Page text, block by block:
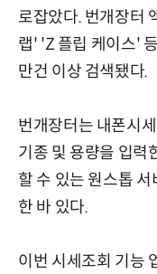
로잡았다. 번개장터
랩' 'Z 플립 케이스'
만건 이상 검색됐다.
번개장터는 내폰시
기종 및 용량을 입력
할 수 있는 원스톱
한 바 있다.
이번 시세조회 기능